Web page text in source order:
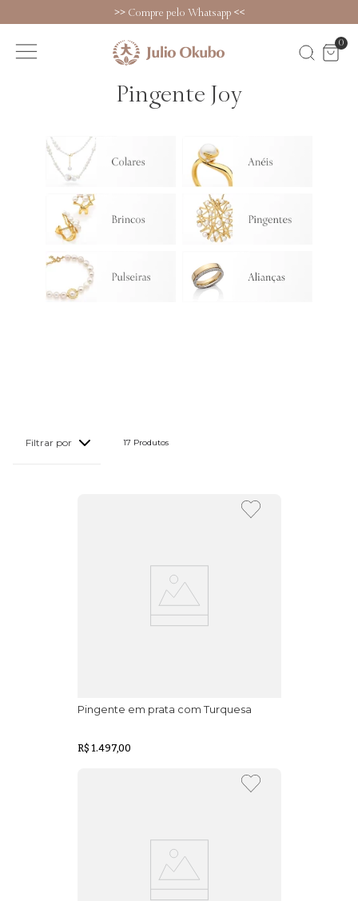
>>Compre pelo Whatsapp <<
0
Pingente Joy
17 Produtos
Pingente em prata com Turquesa
R$ 1.497,00